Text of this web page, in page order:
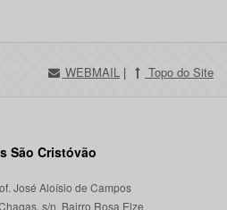
WEBMAIL | Topo do Site
São Cristóvão
José Aloísio de Campos
s/n, Bairro Rosa Elze